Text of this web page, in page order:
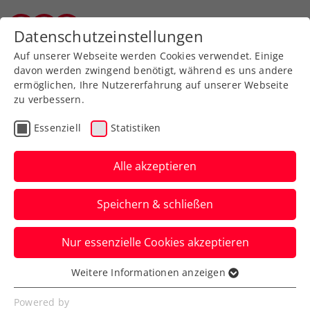
Zurück zur Newsübersicht
Allgemeine Klasse
VTV-Freiluft-
Landesmeisterschaften
2025 beim TC Dornbirn
bei guter Stimmung
abgeschlossen
Datenschutzeinstellungen
Auf unserer Webseite werden Cookies verwendet. Einige
davon werden zwingend benötigt, während es uns andere
ermöglichen, Ihre Nutzererfahrung auf unserer Webseite
zu verbessern.
Essenziell Statistiken
Alle akzeptieren
Speichern & schließen
Nur essenzielle Cookies akzeptieren
Essenziell
Essenzielle Cookies werden für grundlegende
Weitere Informationen anzeigen
Powered by